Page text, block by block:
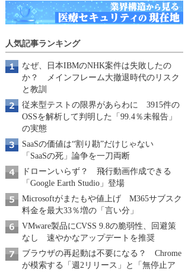
人気記事ランキング
なぜ、日本IBMのNHK案件は失敗したの
か？ メインフレーム大撤退時代のリスク
と教訓
従来型テストの限界があらわに 3915件の
OSSを解析して判明した「99.4％未報告」
の実態
SaaSの価値は“割り勘”だけじゃない
「SaaSの死」論争を一刀両断
ドローンいらず？ 飛行動画作成できる
「Google Earth Studio」登場
Microsoftがまたもや値上げ M365サブスク
料金を最大33％増の「言い分」
VMware製品にCVSS 9.8の脆弱性、回避策
なし 速やかなアップデートを推奨
ブラウザの再起動は不要になる？ Chrome
が模索する「週2リリース」と「無停止ア